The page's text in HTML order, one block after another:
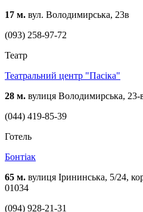
17 м. вул. Володимирська, 23в
(093) 258-97-72
Театр
Театральний центр "Пасіка"
28 м. вулиця Володимирська, 23-
(044) 419-85-39
Готель
Бонтіак
65 м. вулиця Ірининська, 5/24,
01034
(094) 928-21-31